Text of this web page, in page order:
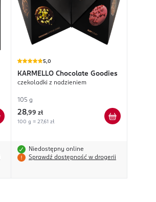
5,0
KARMELLO Chocolate Goodies
czekoladki z nadzieniem
105 g
28,99 zł
100 g = 27,61 zł
Niedostępny online
Sprawdź dostępność w drogerii